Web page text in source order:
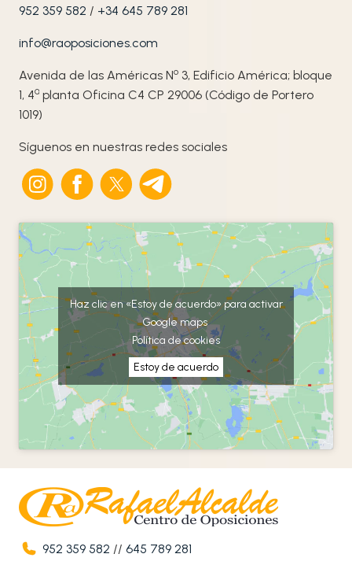
952 359 582 / +34 645 789 281
info@raoposiciones.com
Avenida de las Américas No 3, Edificio América; bloque
1, 4ª planta Oficina C4 CP 29006 (Código de Portero
1019)
Síguenos en nuestras redes sociales
Haz clic en «Estoy de acuerdo» para activar
Google maps
Política de cookies
Estoy de acuerdo
952 359 582 //645 789 281